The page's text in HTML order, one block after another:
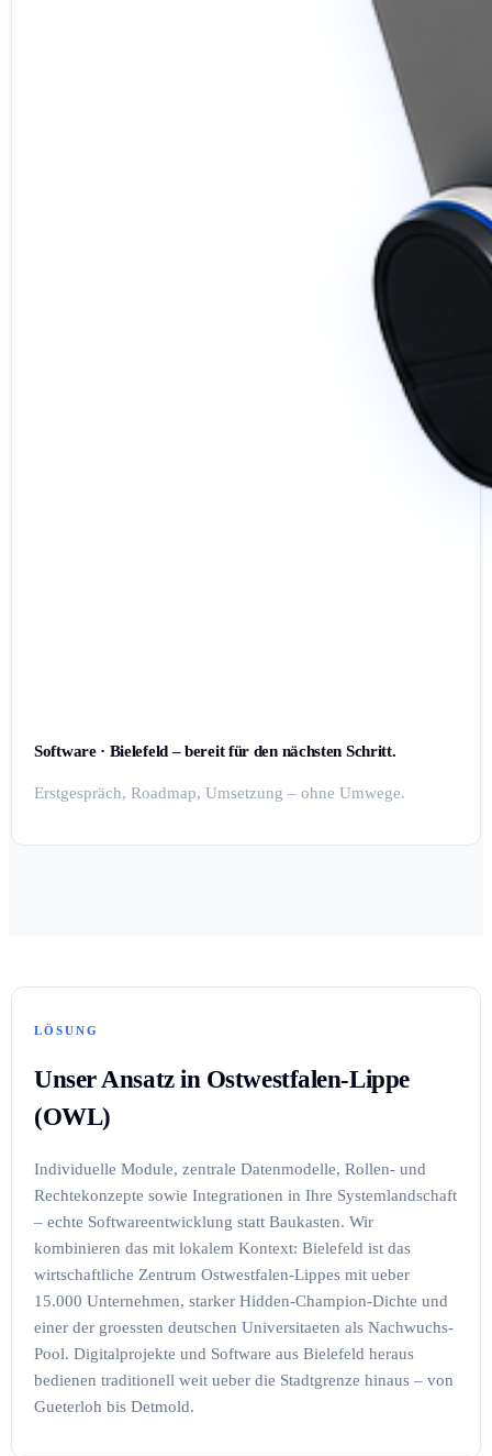
Software · Bielefeld – bereit für den nächsten Schritt.
Erstgespräch, Roadmap, Umsetzung – ohne Umwege.
LÖSUNG
Unser Ansatz in Ostwestfalen-Lippe
(OWL)
Individuelle Module, zentrale Datenmodelle, Rollen- und
Rechtekonzepte sowie Integrationen in Ihre Systemlandschaft
– echte Softwareentwicklung statt Baukasten. Wir
kombinieren das mit lokalem Kontext: Bielefeld ist das
wirtschaftliche Zentrum Ostwestfalen-Lippes mit ueber
15.000 Unternehmen, starker Hidden-Champion-Dichte und
einer der groessten deutschen Universitaeten als Nachwuchs-
Pool. Digitalprojekte und Software aus Bielefeld heraus
bedienen traditionell weit ueber die Stadtgrenze hinaus – von
Gueterloh bis Detmold.